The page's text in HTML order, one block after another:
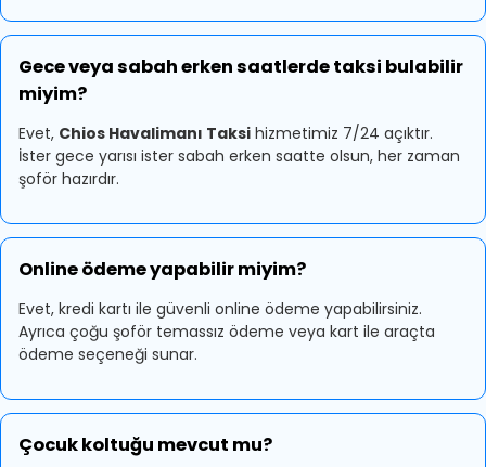
Gece veya sabah erken saatlerde taksi bulabilir
miyim?
Evet, Chios Havalimanı Taksi hizmetimiz 7/24 açıktır.
İster gece yarısı ister sabah erken saatte olsun, her zaman
şoför hazırdır.
Online ödeme yapabilir miyim?
Evet, kredi kartı ile güvenli online ödeme yapabilirsiniz.
Ayrıca çoğu şoför temassız ödeme veya kart ile araçta
ödeme seçeneği sunar.
Çocuk koltuğu mevcut mu?